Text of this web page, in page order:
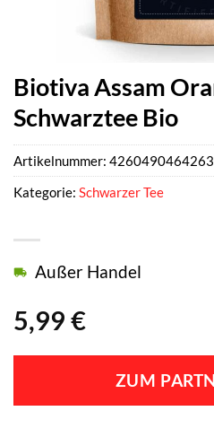
Biotiva Assam
Schwarztee Bio
5,99 €
Außer Handel
ZUM
Artikelnummer: 4260490464263
Kategorie: Schwarzer Tee